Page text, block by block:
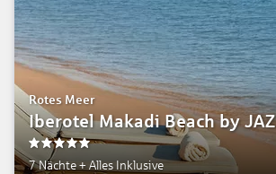
Rotes Meer
Iberotel Makadi Beach by JAZ
5
7 Nächte+ Alles Inklusive